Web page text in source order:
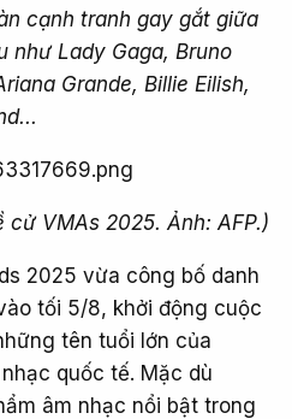
cạnh tranh gay gắt giữa
như Lady Gaga, Bruno
Grande, Billie Eilish,
cử VMAs 2025. Ảnh: AFP.)
2025 vừa công bố danh
tối 5/8, khởi động cuộc
tên tuổi lớn của
quốc tế. Mặc dù
âm nhạc nổi bật trong